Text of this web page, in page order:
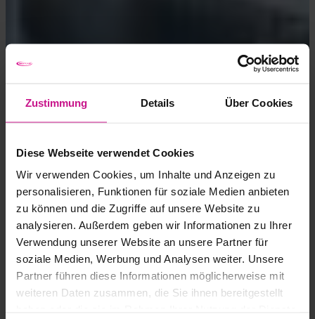
Zustimmung Details Über Cookies
Diese Webseite verwendet Cookies
Wir verwenden Cookies, um Inhalte und Anzeigen zu
personalisieren, Funktionen für soziale Medien anbieten
zu können und die Zugriffe auf unsere Website zu
analysieren. Außerdem geben wir Informationen zu Ihrer
Verwendung unserer Website an unsere Partner für
soziale Medien, Werbung und Analysen weiter. Unsere
Partner führen diese Informationen möglicherweise mit
weiteren Daten zusammen, die Sie ihnen bereitgestellt